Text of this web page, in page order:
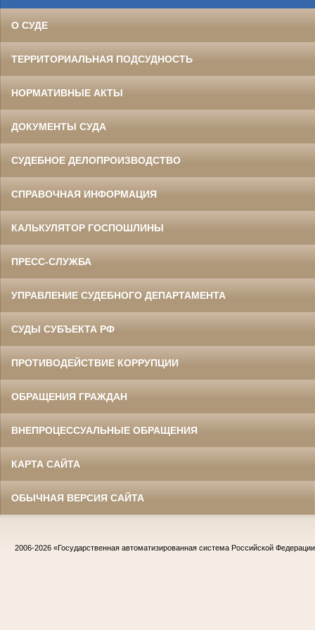
О СУДЕ
ТЕРРИТОРИАЛЬНАЯ ПОДСУДНОСТЬ
НОРМАТИВНЫЕ АКТЫ
ДОКУМЕНТЫ СУДА
СУДЕБНОЕ ДЕЛОПРОИЗВОДСТВО
СПРАВОЧНАЯ ИНФОРМАЦИЯ
КАЛЬКУЛЯТОР ГОСПОШЛИНЫ
ПРЕСС-СЛУЖБА
УПРАВЛЕНИЕ СУДЕБНОГО ДЕПАРТАМЕНТА
СУДЫ СУБЪЕКТА РФ
ПРОТИВОДЕЙСТВИЕ КОРРУПЦИИ
ОБРАЩЕНИЯ ГРАЖДАН
ВНЕПРОЦЕССУАЛЬНЫЕ ОБРАЩЕНИЯ
КАРТА САЙТА
ОБЫЧНАЯ ВЕРСИЯ САЙТА
2006-2026 «Государственная автоматизированная система Российской